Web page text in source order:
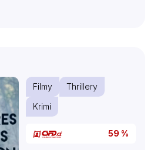
Filmy
Thrillery
Krimi
59 %